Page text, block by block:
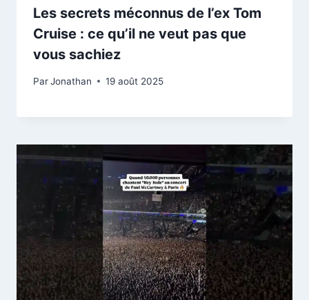
Les secrets méconnus de l’ex Tom
Cruise : ce qu’il ne veut pas que
vous sachiez
ParJonathan 19 août 2025